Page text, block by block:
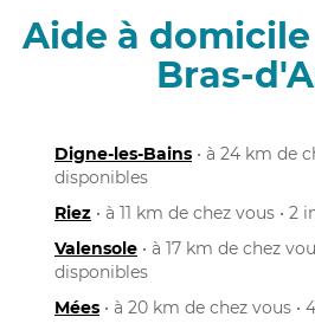
Aide à
Bras-
Digne-les-Bains • à 24 km de
disponibles
Riez • à 11 km de chez vous •
Valensole • à 17 km de chez
disponibles
Mées • à 20 km de chez vous